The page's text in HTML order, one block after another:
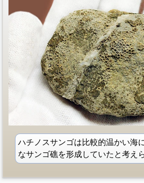
ハチノスサンゴは比較的温かい海
なサンゴ礁を形成していたと考え